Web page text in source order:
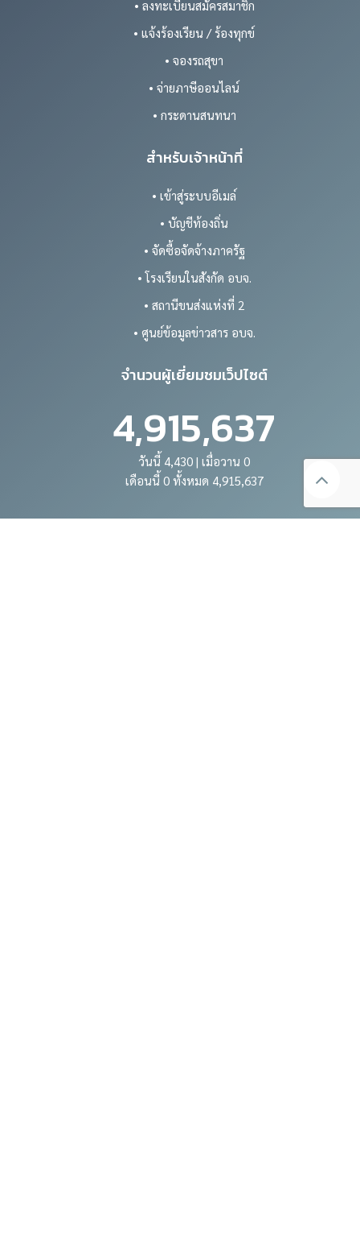
• ลงทะเบียนสมัครสมาชิก
• แจ้งร้องเรียน / ร้องทุกข์
• จองรถสุขา
• จ่ายภาษีออนไลน์
• กระดานสนทนา
สำหรับเจ้าหน้าที่
• เข้าสู่ระบบอีเมล์
• บัญชีท้องถิ่น
• จัดซื้อจัดจ้างภาครัฐ
• โรงเรียนในสังกัด อบจ.
• สถานีขนส่งแห่งที่ 2
• ศูนย์ข้อมูลข่าวสาร อบจ.
จำนวนผู้เยี่ยมชมเว็ปไซต์
4,915,637
วันนี้ 4,430 | เมื่อวาน 0
เดือนนี้ 0 ทั้งหมด 4,915,637